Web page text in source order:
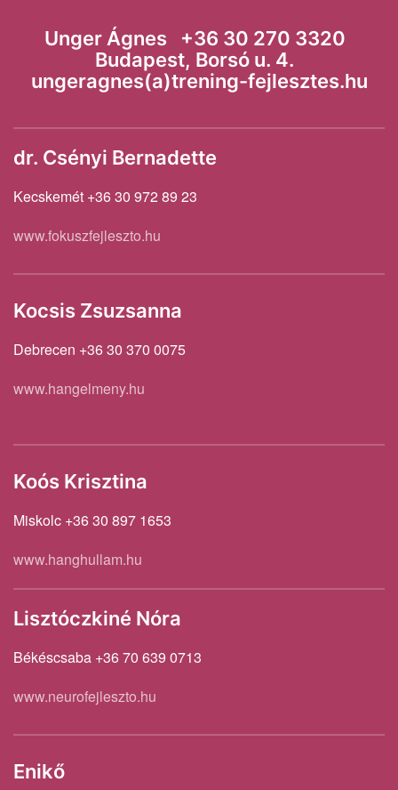
Unger Ágnes +36 30 270 3320
Budapest, Borsó u. 4.
ungeragnes(a)trening-fejlesztes.hu
dr. Csényi Bernadette
Kecskemét +36 30 972 89 23
www.fokuszfejleszto.hu
Kocsis Zsuzsanna
Debrecen +36 30 370 0075
www.hangelmeny.hu
Koós Krisztina
Miskolc +36 30 897 1653
www.hanghullam.hu
Lisztóczkiné Nóra
Békéscsaba +36 70 639 0713
www.neurofejleszto.hu
Enikő